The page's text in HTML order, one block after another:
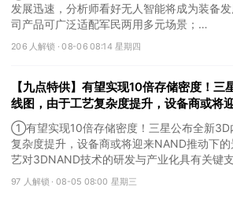
发展迅速，分析师看好无人智能将成为装备
司产品可广泛适配军民两用多元场景；
②商务部对相关进口打印复印办公设备发起
调查，国产消费级3D打印机如今已占据全球
局；
③受益国际金价大幅反弹，美股贵金属板块
206 人解锁 ·08-06 08:14 星期四
【九点特供】有望实现10倍存储密度！
线图，由于工艺复杂度提升，设备商或将
气周期；阿里云容器服务Agent将开启商
①有望实现10倍存储密度！三星公布全新3D
复杂度提升，设备商或将迎来NAND推动下
艺对3DNAND技术的研发与产业化具有关键
②阿里云容器服务Agent将开启商业化收费
正在进入应用验证和商业化加速阶段，这家
97 人解锁 · 08-05 08:00 星期三